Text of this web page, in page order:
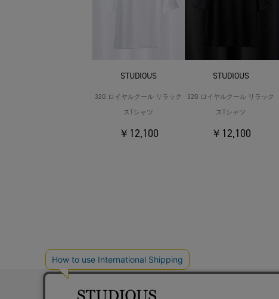
STUDIOUS
32G ロイヤルクール リラック
スTシャツ
￥12,100
STUDIOUS
32G ロイヤルクール リラック
スTシャツ
￥12,100